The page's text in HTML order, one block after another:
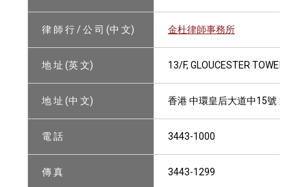
律 師 行 / 公 司 (中 文) 金杜律師事務所
地 址 (英 文) 13/F, GLOUCESTER TOWER,
地 址 (中 文) 香港 中環皇后大道中15號 置地
電 話 3443-1000
傳 真 3443-1299